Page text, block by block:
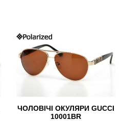
ЧОЛОВІЧІ ОКУЛЯРИ GUCCI
10001BR